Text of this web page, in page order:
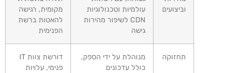
וביצועים
עולמיות וטכנולוגיות
CDN לשיפור מהירות
גישה
מקומית, רגישה
להאטות ברשת
הפנימית
תחזוקה
מנוהלת על ידי הספק,
כולל עדכונים
דורשת צוות IT
פנימי, עלויות